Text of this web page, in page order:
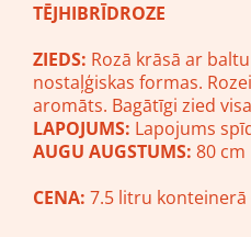
TĒJHIBRĪDROZE
ZIEDS: Rozā krāsā ar
nostaļģiskas formas.
aromāts. Bagātīgi zied
LAPOJUMS: Lapojums
AUGU AUGSTUMS: 80 cm
CENA: 7.5 litru konteinerā